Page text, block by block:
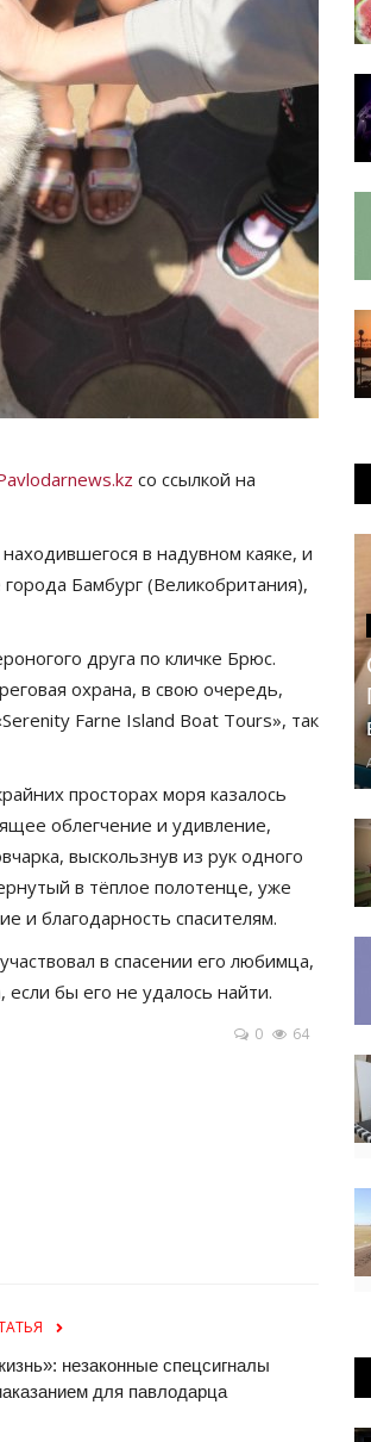
со ссылкой на
в надувном каяке, и
Бамбург (Великобритания),
друга по кличке Брюс.
охрана, в свою очередь,
Farne Island Boat Tours», так
просторах моря казалось
облегчение и удивление,
выскользнув из рук одного
в тёплое полотенце, уже
и благодарность спасителям.
в спасении его любимца,
если бы его не удалось найти.
0 64
незаконные спецсигналы
для павлодарца